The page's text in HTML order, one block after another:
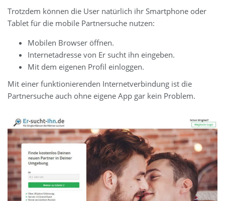
Trotzdem können die User natürlich ihr Smartphone oder
Tablet für die mobile Partnersuche nutzen:
Mobilen Browser öffnen.
Internetadresse von Er sucht ihn eingeben.
Mit dem eigenen Profil einloggen.
Mit einer funktionierenden Internetverbindung ist die
Partnersuche auch ohne eigene App gar kein Problem.